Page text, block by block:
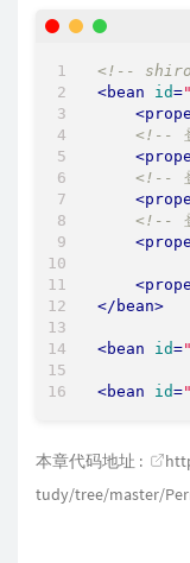
<!-- shiro
<bean id=
<
<!-- 登
<
<!--
<
<!-- 登
<
<
</ bean>
<bean id=
<bean id=
本章代码地址 :
tudy/tree/master/